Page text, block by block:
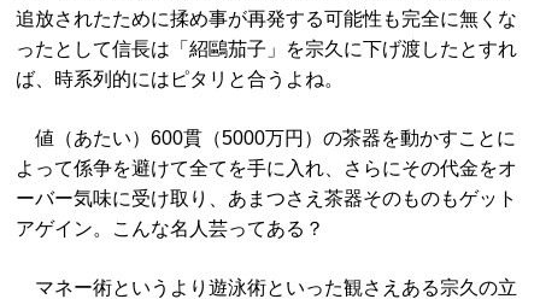
追放されたために揉め事が再発する可能性も完全に無くな
ったとして信長は「紹鷗茄子」を宗久に下げ渡したとすれ
ば、時系列的にはピタリと合うよね。
値（あたい）600貫（5000万円）の茶器を動かすことに
よって係争を避けて全てを手に入れ、さらにその代金をオ
ーバー気味に受け取り、あまつさえ茶器そのものもゲット
アゲイン。こんな名人芸ってある？
マネー術というより遊泳術といった観さえある宗久の立